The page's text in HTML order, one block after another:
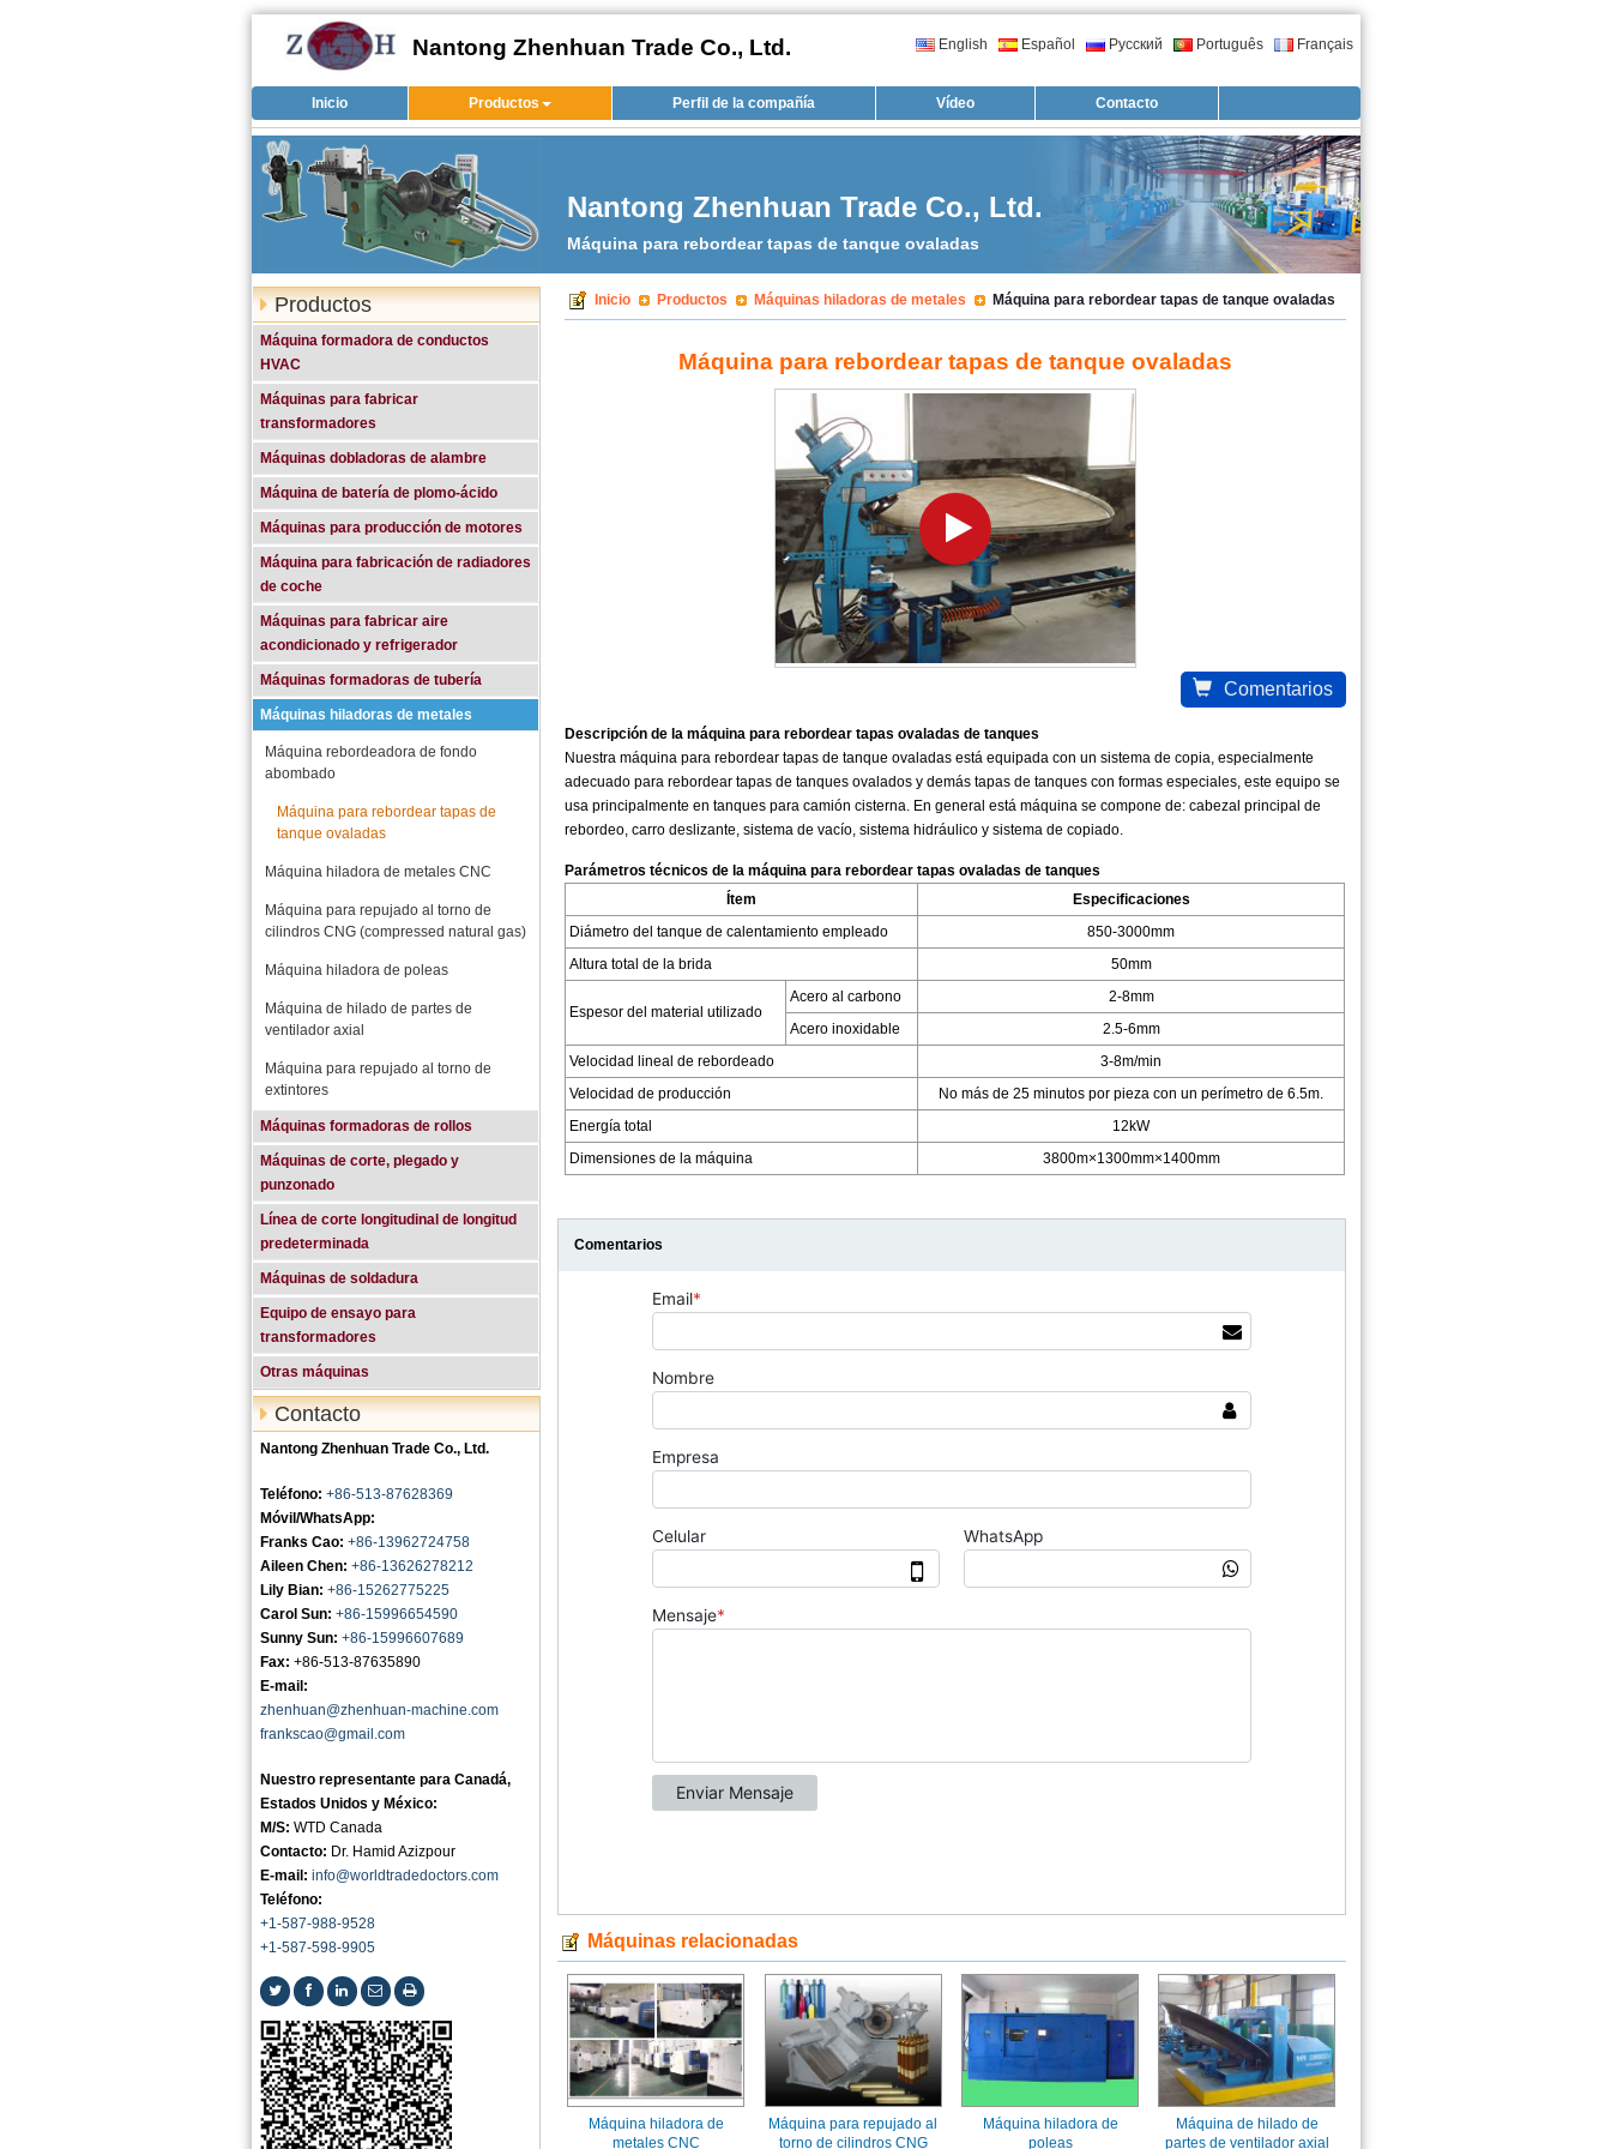
English Español Русский Português Français
Nantong Zhenhuan Trade Co., Ltd.
Inicio Productos Perfil de la compañía Vídeo Contacto
Nantong Zhenhuan Trade Co., Ltd.
Máquina para rebordear tapas de tanque ovaladas
Inicio Productos Máquinas hiladoras de metales Máquina para rebordear tapas de tanque ovaladas
Máquina para rebordear tapas de tanque ovaladas
Comentarios
Descripción de la máquina para rebordear tapas ovaladas de tanques
Nuestra máquina para rebordear tapas de tanque ovaladas está equipada con un sistema de copia, especialmente
adecuado para rebordear tapas de tanques ovalados y demás tapas de tanques con formas especiales, este equipo se
usa principalmente en tanques para camión cisterna. En general está máquina se compone de: cabezal principal de
rebordeo, carro deslizante, sistema de vacío, sistema hidráulico y sistema de copiado.
Parámetros técnicos de la máquina para rebordear tapas ovaladas de tanques
Ítem
Especificaciones
Diámetro del tanque de calentamiento empleado
850-3000mm
Altura total de la brida
50mm
Espesor del material utilizado
Acero al carbono
2-8mm
Acero inoxidable
2.5-6mm
Velocidad lineal de rebordeado
3-8m/min
Velocidad de producción
No más de 25 minutos por pieza con un perímetro de 6.5m.
Energía total
12kW
Dimensiones de la máquina
3800m×1300mm×1400mm
Comentarios
Máquinas relacionadas
Máquina hiladora de
metales CNC
Máquina para repujado al
torno de cilindros CNG
Máquina hiladora de
poleas
Máquina de hilado de
partes de ventilador axial
Productos
Máquina formadora de conductos
HVAC
Máquinas para fabricar
transformadores
Máquinas dobladoras de alambre
Máquina de batería de plomo-ácido
Máquinas para producción de motores
Máquina para fabricación de radiadores
de coche
Máquinas para fabricar aire
acondicionado y refrigerador
Máquinas formadoras de tubería
Máquinas hiladoras de metales
Máquina rebordeadora de fondo
abombado
Máquina para rebordear tapas de
tanque ovaladas
Máquina hiladora de metales CNC
Máquina para repujado al torno de
cilindros CNG (compressed natural gas)
Máquina hiladora de poleas
Máquina de hilado de partes de
ventilador axial
Máquina para repujado al torno de
extintores
Máquinas formadoras de rollos
Máquinas de corte, plegado y
punzonado
Línea de corte longitudinal de longitud
predeterminada
Máquinas de soldadura
Equipo de ensayo para
transformadores
Otras máquinas
Contacto
Nantong Zhenhuan Trade Co., Ltd.
Teléfono: +86-513-87628369
Móvil/WhatsApp:
Franks Cao: +86-13962724758
Aileen Chen: +86-13626278212
Lily Bian: +86-15262775225
Carol Sun: +86-15996654590
Sunny Sun: +86-15996607689
Fax: +86-513-87635890
E-mail:
zhenhuan@zhenhuan-machine.com
frankscao@gmail.com
Nuestro representante para Canadá,
Estados Unidos y México:
M/S: WTD Canada
Contacto: Dr. Hamid Azizpour
E-mail: info@worldtradedoctors.com
Teléfono:
+1-587-988-9528
+1-587-598-9905